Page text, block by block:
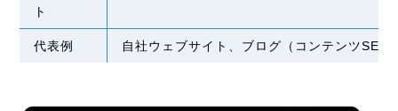
ト
代表例 自社ウェブサイト、ブログ（コンテンツSEO